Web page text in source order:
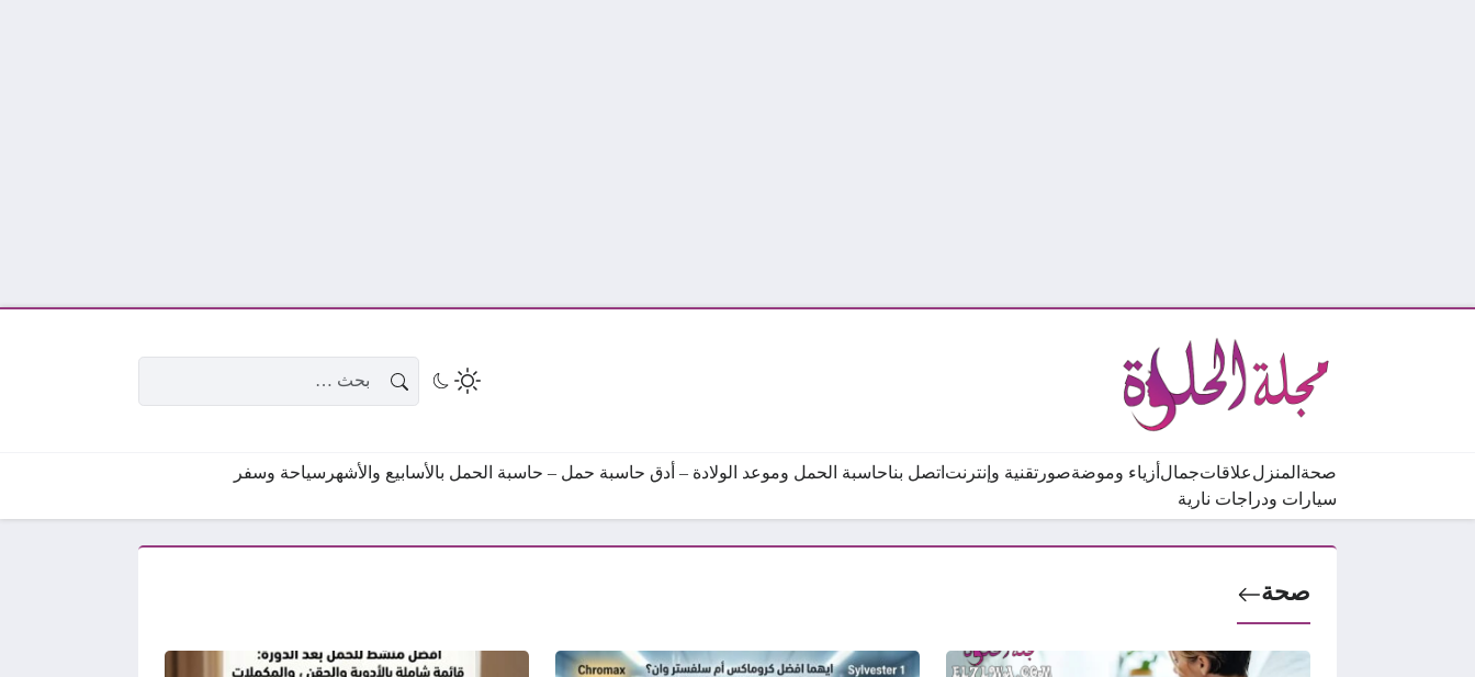
صحة المنزلعلاقاتجمال أزياء وموضةصور تقنية وإنترنت اتصل بناحاسبة الحمل وموعد الولادة – أدق حاسبة حمل – حاسبة الحمل بالأسابيع والأشهر سياحة وسفر
سيارات ودراجات نارية
صحة